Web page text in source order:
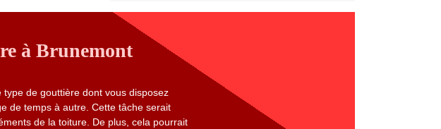
à Brunemont
de gouttière dont vous disposez
de temps à autre. Cette tâche serait
de la toiture. De plus, cela pourrait